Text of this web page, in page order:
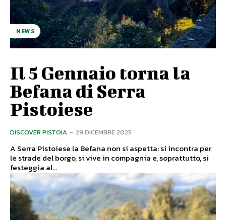
NEWS
Il 5 Gennaio torna la
Befana di Serra
Pistoiese
DISCOVER PISTOIA - 29 DICEMBRE 2025
A Serra Pistoiese la Befana non si aspetta: si incontra per
le strade del borgo, si vive in compagnia e, soprattutto, si
festeggia al...